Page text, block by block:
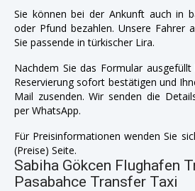
Sie können bei der Ankunft auch in
oder Pfund bezahlen. Unsere Fahrer
Sie passende in türkischer Lira.
Nachdem Sie das Formular
Reservierung sofort bestätigen und
Mail zusenden. Wir senden die
per WhatsApp.
Für Preisinformationen wenden Sie
(Preise) Seite.
Sabiha Gökcen Flughafen
Pasabahce Transfer Taxi